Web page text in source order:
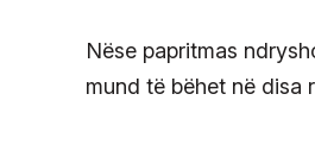
Nëse papritmas
mund të bëhet në disa